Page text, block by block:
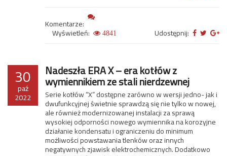
Komentarze:
Wyświetleń: 4841 Udostępnij:
30
paź
2022
Nadeszła ERA X – era kotłów z
wymiennikiem ze stali nierdzewnej
Serie kotłów “X” dostępne zarówno w wersji jedno- jak i
dwufunkcyjnej świetnie sprawdzą się nie tylko w nowej,
ale również modernizowanej instalacji za sprawą
wysokiej odporności nowego wymiennika na korozyjne
działanie kondensatu i ograniczeniu do minimum
możliwości powstawania tlenków oraz innych
negatywnych zjawisk elektrochemicznych. Dodatkowo